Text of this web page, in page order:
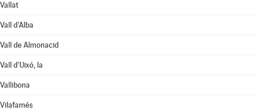
Vallat
Vall d'Alba
Vall de Almonacid
Vall d'Uixó, la
Vallibona
Vilafamés